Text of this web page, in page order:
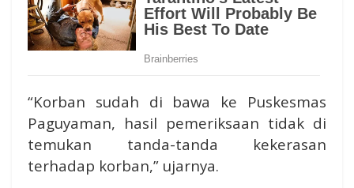
“Korban sudah di bawa ke Puskesmas
Paguyaman, hasil pemeriksaan tidak di
temukan tanda-tanda kekerasan
terhadap korban,” ujarnya.